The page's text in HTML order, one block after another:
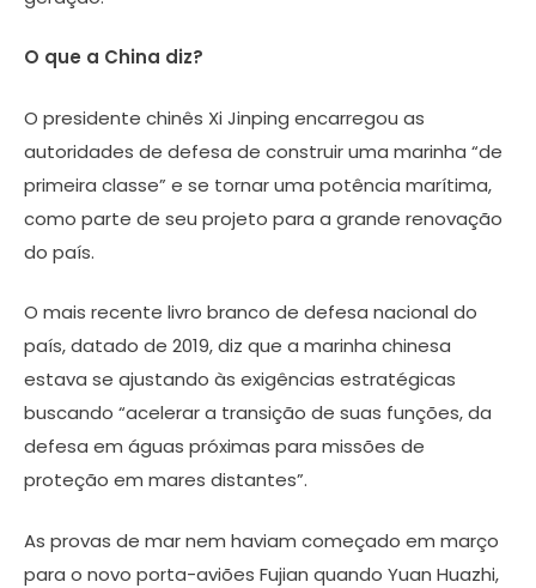
O que a China diz?
O presidente chinês Xi Jinping encarregou as
autoridades de defesa de construir uma marinha “de
primeira classe” e se tornar uma potência marítima,
como parte de seu projeto para a grande renovação
do país.
O mais recente livro branco de defesa nacional do
país, datado de 2019, diz que a marinha chinesa
estava se ajustando às exigências estratégicas
buscando “acelerar a transição de suas funções, da
defesa em águas próximas para missões de
proteção em mares distantes”.
As provas de mar nem haviam começado em março
para o novo porta-aviões Fujian quando Yuan Huazhi,